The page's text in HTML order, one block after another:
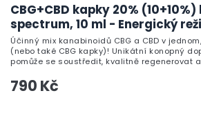
CBG+CBD kapky 20%
spectrum, 10 ml - Energický
790 Kč
Účinný mix kanabinoidů CBG a CBD v
(nebo také CBG kapky)! Unikátní konopný
pomůže se soustředit, kvalitně regenerovat